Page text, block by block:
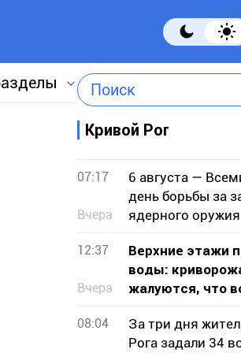
Поиск
Кривой Рог
07:17
Вчера
6 августа —
день борьбы за
ядерного оружия
12:37
Вчера
Верхние этажи
воды:
жалуются, что
не признает
08:04
За три дня
Рога задали 34